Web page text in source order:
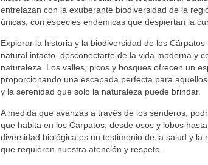
entrelazan con la exuberante biodiversidad de la
únicas, con especies endémicas que despiertan la
Explorar la historia y la biodiversidad de los
natural intacto, desconectarte de la vida moderna y
naturaleza. Los valles, picos y bosques ofrecen un
proporcionando una escapada perfecta para
y la serenidad que solo la naturaleza puede brindar.
A medida que avanzas a través de los senderos,
que habita en los Cárpatos, desde osos y lobos
diversidad biológica es un testimonio de la salud y la
que requieren nuestra atención y respeto.